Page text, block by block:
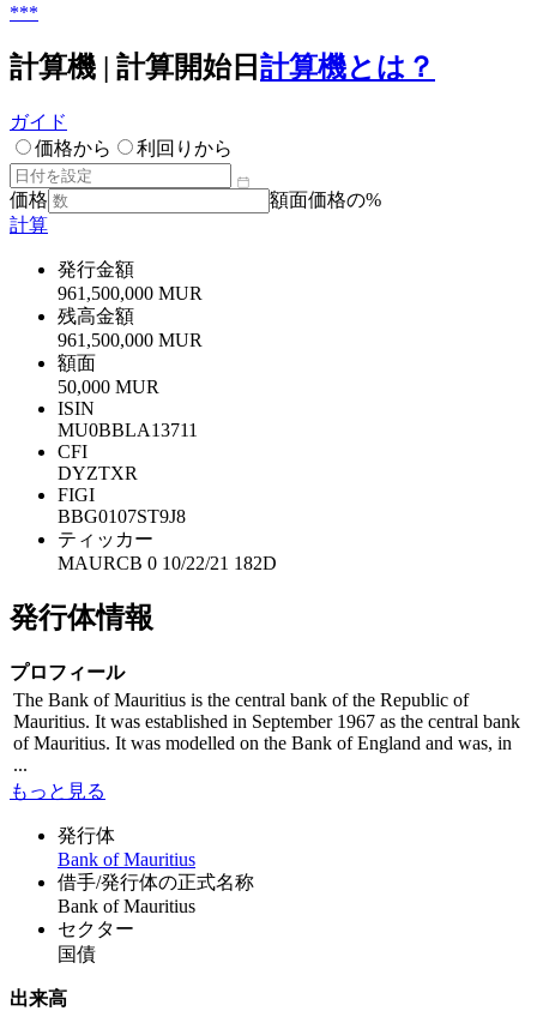
***
計算機 | 計算開始日 計算機とは？
ガイド
価格から
利回りから
価格
額面価格の%
計算
発行金額
961,500,000 MUR
残高金額
961,500,000 MUR
額面
50,000 MUR
ISIN
MU0BBLA13711
CFI
DYZTXR
FIGI
BBG0107ST9J8
ティッカー
MAURCB 0 10/22/21 182D
発行体情報
プロフィール
The Bank of Mauritius is the central bank of the Republic of
Mauritius. It was established in September 1967 as the central bank
of Mauritius. It was modelled on the Bank of England and was, in
...
もっと見る
発行体
Bank of Mauritius
借手/発行体の正式名称
Bank of Mauritius
セクター
国債
出来高